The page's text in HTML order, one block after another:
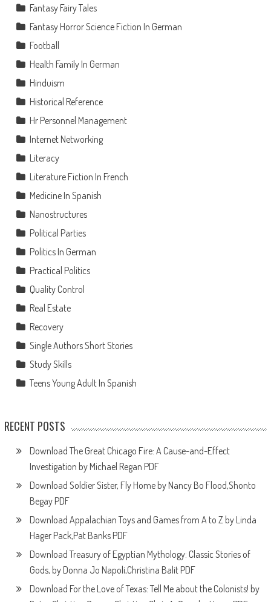
Fantasy Fairy Tales
Fantasy Horror Science Fiction In German
Football
Health Family In German
Hinduism
Historical Reference
Hr Personnel Management
Internet Networking
Literacy
Literature Fiction In French
Medicine In Spanish
Nanostructures
Political Parties
Politics In German
Practical Politics
Quality Control
Real Estate
Recovery
Single Authors Short Stories
Study Skills
Teens Young Adult In Spanish
RECENT POSTS
Download The Great Chicago Fire: A Cause-and-Effect
Investigation by Michael Regan PDF
Download Soldier Sister, Fly Home by Nancy Bo Flood,Shonto
Begay PDF
Download Appalachian Toys and Games from A to Z by Linda
Hager Pack,Pat Banks PDF
Download Treasury of Egyptian Mythology: Classic Stories of
Gods, by Donna Jo Napoli,Christina Balit PDF
Download For the Love of Texas: Tell Me about the Colonists! by